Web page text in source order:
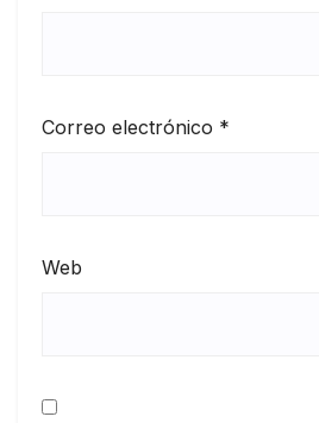
Correo electrónico *
Web